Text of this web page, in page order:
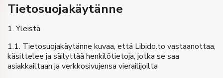
Tietosuojakäytänne
1. Yleistä
1.1. Tietosuojakäytänne kuvaa, että Libido.to vastaanottaa,
käsittelee ja säilyttää henkilötietoja, jotka se saa
asiakkailtaan ja verkkosivujensa vierailijoilta